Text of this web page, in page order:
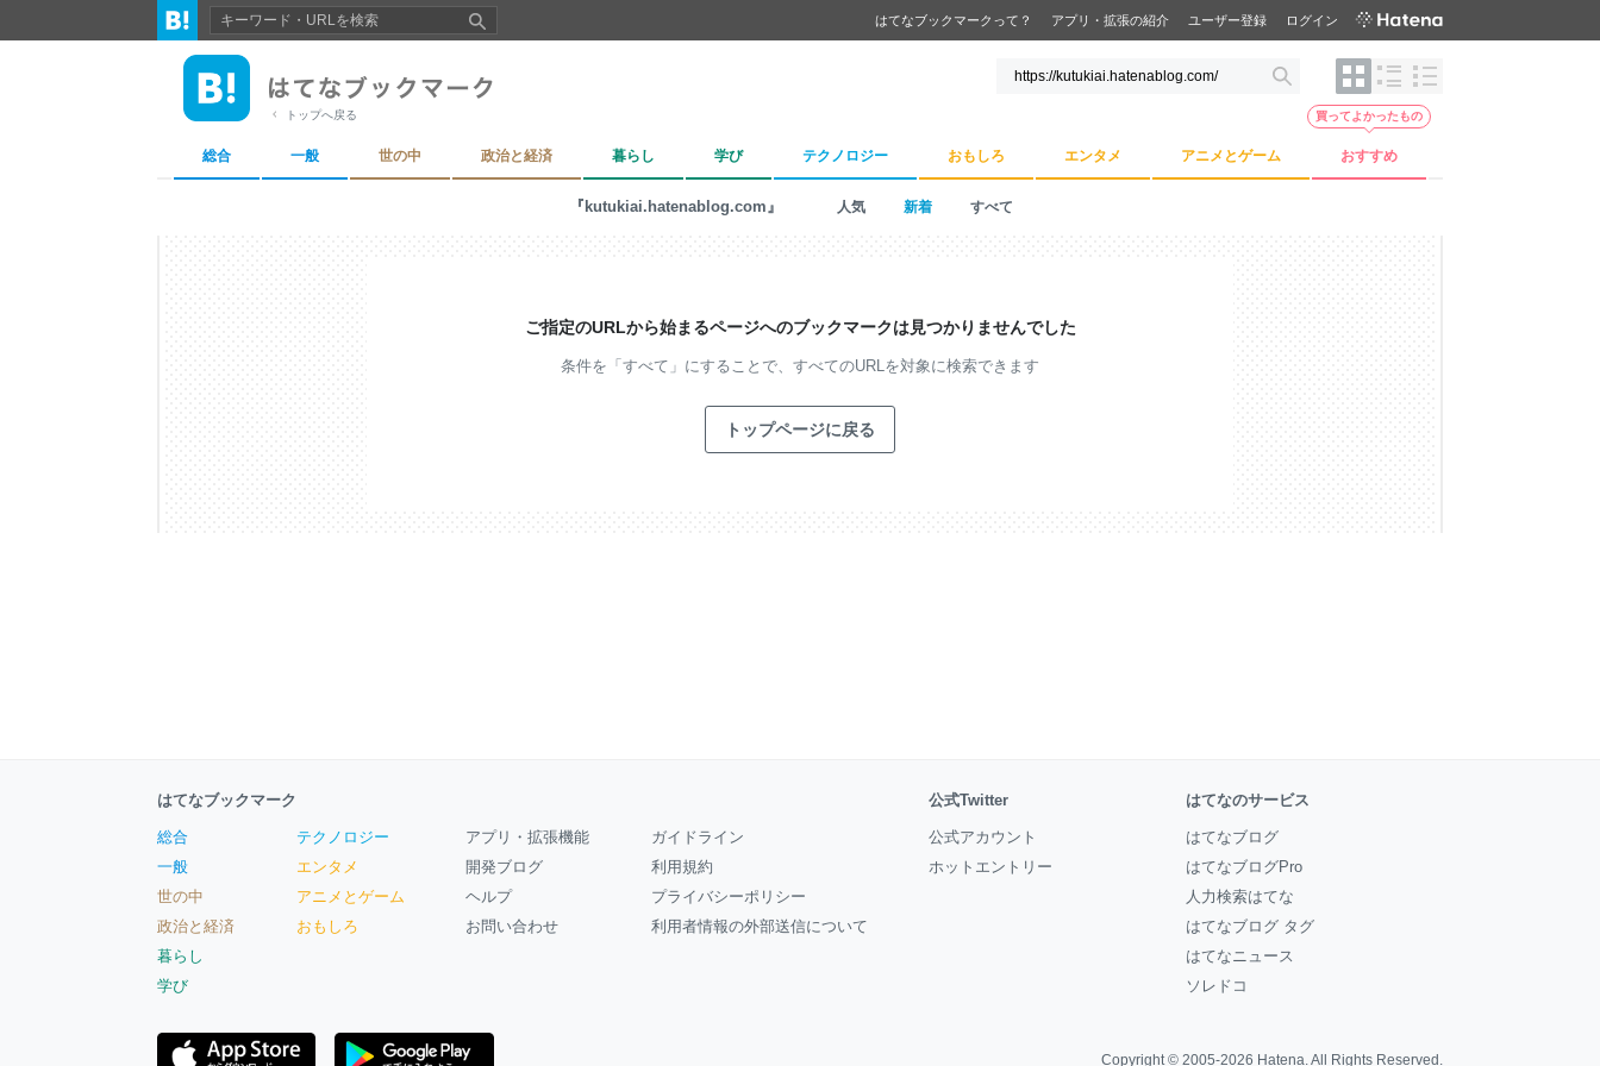
はてなブックマークって？ アプリ・拡張の紹介 ユーザー登録 ログイン
トップへ戻る
総合 一般 世の中 政治と経済 暮らし 学び テクノロジー おもしろ エンタメ アニメとゲーム おすすめ
買ってよかったもの
『kutukiai.hatenablog.com』 人気 新着 すべて
ご指定のURLから始まるページへのブックマークは見つかりませんでした
条件を「すべて」にすることで、 すべてのURLを対象に検索できます
トップページに戻る
はてなブックマーク
総合
一般
世の中
政治と経済
暮らし
学び
テクノロジー
エンタメ
アニメとゲーム
おもしろ
アプリ・拡張機能
開発ブログ
ヘルプ
お問い合わせ
ガイドライン
利用規約
プライバシーポリシー
利用者情報の外部送信について
公式Twitter
公式アカウント
ホットエントリー
はてなのサービス
はてなブログ
はてなブログPro
人力検索はてな
はてなブログ タグ
はてなニュース
ソレドコ
Copyright © 2005-2026 Hatena. All Rights Reserved.